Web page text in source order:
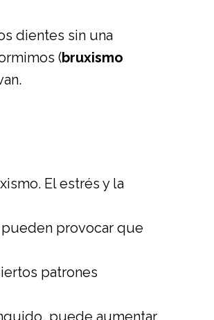
dientes sin una
(bruxismo
El estrés y la
provocar que
patrones
puede aumentar